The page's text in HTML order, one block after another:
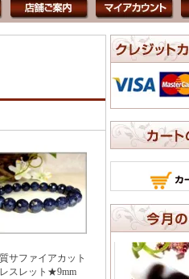
サファイアカット
スレット★9mm